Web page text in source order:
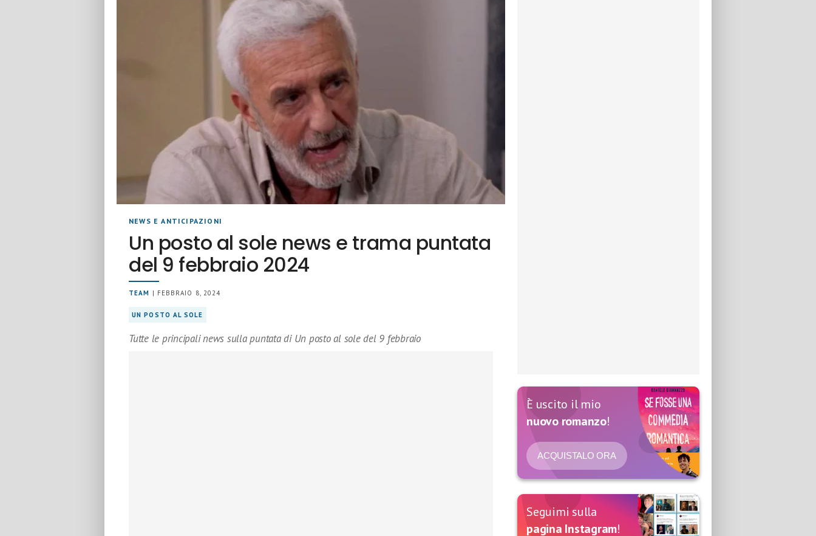
NEWS E ANTICIPAZIONI
Un posto al sole news e trama puntata
del 9 febbraio 2024
TEAM | FEBBRAIO 8, 2024
UN POSTO AL SOLE
Tutte le principali news sulla puntata di Un posto al sole del 9 febbraio
È uscito il mio
nuovo romanzo!
ACQUISTALO ORA
Seguimi sulla
pagina Instagram!